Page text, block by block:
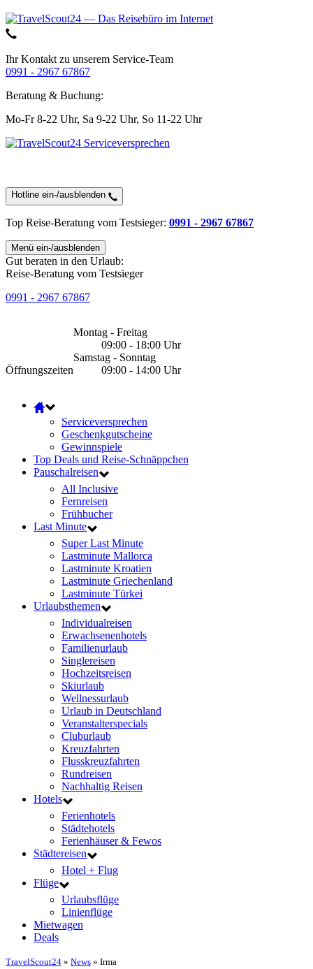
Ihr Kontakt zu unserem Service-Team
0991 - 2967 67867
Beratung & Buchung:
Mo-Fr 8-22 Uhr, Sa 9-22 Uhr, So 11-22 Uhr
Hotline ein-/ausblenden
Top Reise-Beratung vom Testsieger: 0991 - 2967 67867
Menü ein-/ausblenden
Gut beraten in den Urlaub:
Reise-Beratung vom Testsieger
0991 - 2967 67867
Öffnungszeiten
Montag - Freitag
09:00 - 18:00 Uhr
Samstag - Sonntag
09:00 - 14:00 Uhr
Serviceversprechen
Geschenkgutscheine
Gewinnspiele
Top Deals und Reise-Schnäppchen
Pauschalreisen
All Inclusive
Fernreisen
Frühbucher
Last Minute
Super Last Minute
Lastminute Mallorca
Lastminute Kroatien
Lastminute Griechenland
Lastminute Türkei
Urlaubsthemen
Individualreisen
Erwachsenenhotels
Familienurlaub
Singlereisen
Hochzeitsreisen
Skiurlaub
Wellnessurlaub
Urlaub in Deutschland
Veranstalterspecials
Cluburlaub
Kreuzfahrten
Flusskreuzfahrten
Rundreisen
Nachhaltig Reisen
Hotels
Ferienhotels
Städtehotels
Ferienhäuser & Fewos
Städtereisen
Hotel + Flug
Flüge
Urlaubsflüge
Linienflüge
Mietwagen
Deals
TravelScout24 » News » Irma